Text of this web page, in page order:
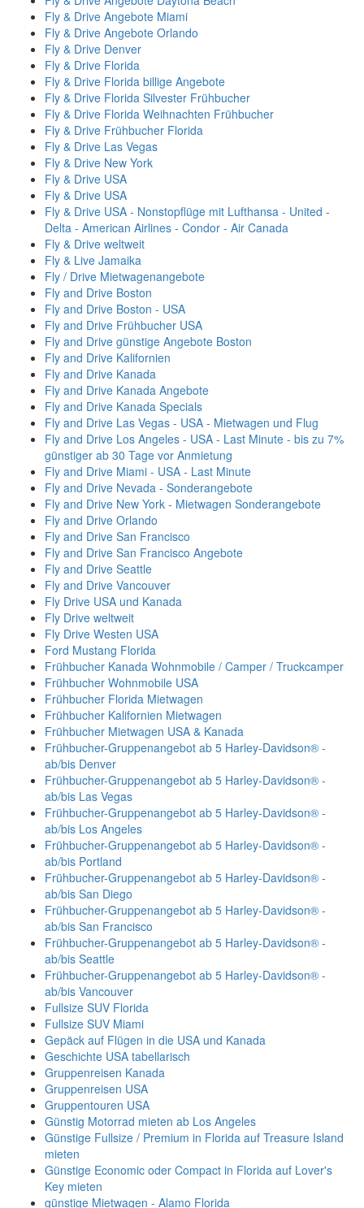
Fly & Drive Angebote Miami
Fly & Drive Angebote Orlando
Fly & Drive Denver
Fly & Drive Florida
Fly & Drive Florida billige Angebote
Fly & Drive Florida Silvester Frühbucher
Fly & Drive Florida Weihnachten Frühbucher
Fly & Drive Frühbucher Florida
Fly & Drive Las Vegas
Fly & Drive New York
Fly & Drive USA
Fly & Drive USA
Fly & Drive USA - Nonstopflüge mit Lufthansa - United -
Delta - American Airlines - Condor - Air Canada
Fly & Drive weltweit
Fly & Live Jamaika
Fly / Drive Mietwagenangebote
Fly and Drive Boston
Fly and Drive Boston - USA
Fly and Drive Frühbucher USA
Fly and Drive günstige Angebote Boston
Fly and Drive Kalifornien
Fly and Drive Kanada
Fly and Drive Kanada Angebote
Fly and Drive Kanada Specials
Fly and Drive Las Vegas - USA - Mietwagen und Flug
Fly and Drive Los Angeles - USA - Last Minute - bis zu 7%
günstiger ab 30 Tage vor Anmietung
Fly and Drive Miami - USA - Last Minute
Fly and Drive Nevada - Sonderangebote
Fly and Drive New York - Mietwagen Sonderangebote
Fly and Drive Orlando
Fly and Drive San Francisco
Fly and Drive San Francisco Angebote
Fly and Drive Seattle
Fly and Drive Vancouver
Fly Drive USA und Kanada
Fly Drive weltweit
Fly Drive Westen USA
Ford Mustang Florida
Frühbucher Kanada Wohnmobile / Camper / Truckcamper
Frühbucher Wohnmobile USA
Frühbucher Florida Mietwagen
Frühbucher Kalifornien Mietwagen
Frühbucher Mietwagen USA & Kanada
Frühbucher-Gruppenangebot ab 5 Harley-Davidson® -
ab/bis Denver
Frühbucher-Gruppenangebot ab 5 Harley-Davidson® -
ab/bis Las Vegas
Frühbucher-Gruppenangebot ab 5 Harley-Davidson® -
ab/bis Los Angeles
Frühbucher-Gruppenangebot ab 5 Harley-Davidson® -
ab/bis Portland
Frühbucher-Gruppenangebot ab 5 Harley-Davidson® -
ab/bis San Diego
Frühbucher-Gruppenangebot ab 5 Harley-Davidson® -
ab/bis San Francisco
Frühbucher-Gruppenangebot ab 5 Harley-Davidson® -
ab/bis Seattle
Frühbucher-Gruppenangebot ab 5 Harley-Davidson® -
ab/bis Vancouver
Fullsize SUV Florida
Fullsize SUV Miami
Gepäck auf Flügen in die USA und Kanada
Geschichte USA tabellarisch
Gruppenreisen Kanada
Gruppenreisen USA
Gruppentouren USA
Günstig Motorrad mieten ab Los Angeles
Günstige Fullsize / Premium in Florida auf Treasure Island
mieten
Günstige Economic oder Compact in Florida auf Lover's
Key mieten
günstige Mietwagen - Alamo Florida